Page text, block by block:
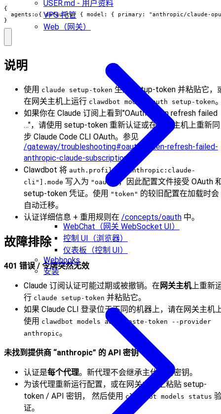
USER.md - 用户资料
VPS 托管
Web（网关）
WebChat（网关 WebSocket UI）
控制 UI（浏览器）
仪表板（控制 UI）
Webhooks
安装
{
agents: { defaults: { model: { primary: "anthropic/claude-
}
说明
使用 claude setup-token 生成 setup-token 并粘贴它，
在网关主机上运行 clawdbot models auth setup-token
如果你在 Claude 订阅上看到"OAuth token refresh failed
…"，请使用 setup-token 重新认证或在网关主机上重新同
步 Claude Code CLI OAuth。参见
/gateway/troubleshooting#oauth-token-refresh-failed-
anthropic-claude-subscription
Clawdbot 将 auth.profiles["anthropic:claude-
cli"].mode 写入为 "oauth" ，因此配置文件接受 OAuth
setup-token 凭证。使用 "token" 的较旧配置在加载时会
自动迁移。
认证详细信息 + 重用规则在 /concepts/oauth 中。
故障排除
401 错误 / 令牌突然无效
Claude 订阅认证可能过期或被撤销。在 网关主机上重新
行 claude setup-token 并粘贴它。
如果 Claude CLI 登录位于不同的机器上，请在网关主机
使用 clawdbot models auth paste-token --provider
anthropic。
未找到提供商 “anthropic” 的 API 密钥
认证是每个代理。新代理不会继承主代理的密钥。
为该代理重新运行配置，或在网关主机上粘贴 setup-
token / API 密钥， 然后使用 clawdbot models status
证。